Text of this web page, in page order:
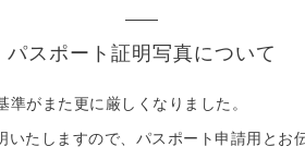
パスポート証明写真について
準がまた更に厳しくなりました。
たしますので、パスポート申請用とお